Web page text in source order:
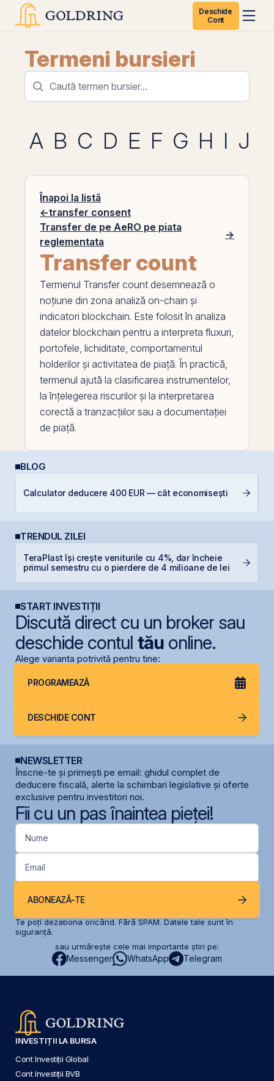
Deschide
Cont
Termeni bursieri
A B C D E F G H I J
Înapoi la listă
←transfer consent
Transfer de pe AeRO pe piata
reglementata
→
Transfer count
Termenul Transfer count desemnează o
noțiune din zona analiză on-chain și
indicatori blockchain. Este folosit în analiza
datelor blockchain pentru a interpreta fluxuri,
portofele, lichiditate, comportamentul
holderilor și activitatea de piață. În practică,
termenul ajută la clasificarea instrumentelor,
la înțelegerea riscurilor și la interpretarea
corectă a tranzacțiilor sau a documentației
de piață.
BLOG
Calculator deducere 400 EUR — cât economisești
TRENDUL ZILEI
TeraPlast își crește veniturile cu 4%, dar încheie
primul semestru cu o pierdere de 4 milioane de lei
START INVESTIȚII
Discută direct cu un broker sau
deschide contul tăuonline.
Alege varianta potrivită pentru tine:
PROGRAMEAZĂ
DESCHIDE CONT
NEWSLETTER
Înscrie-te și primești pe email: ghidul complet de
deducere fiscală, alerte la schimbari legislative și oferte
exclusive pentru investitori noi.
Fii cu un pas înaintea pieței!
Nume
Email
ABONEAZĂ-TE
Te poți dezabona oricând. Fără SPAM. Datele tale sunt în
siguranță.
sau urmărește cele mai importante știri pe:
Messenger WhatsApp Telegram
INVESTIȚII LA BURSA
Cont Investiții Global
Cont Investiții BVB